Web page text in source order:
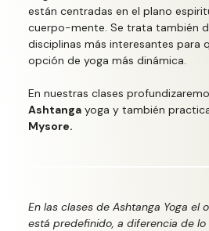
están centradas en el plano
cuerpo-mente. Se trata también
disciplinas más interesantes para
opción de yoga más dinámica.
En nuestras clases
Ashtangayoga y también
Mysore.
En las clases de Ashtanga Yoga el
está predefinido, a diferencia de